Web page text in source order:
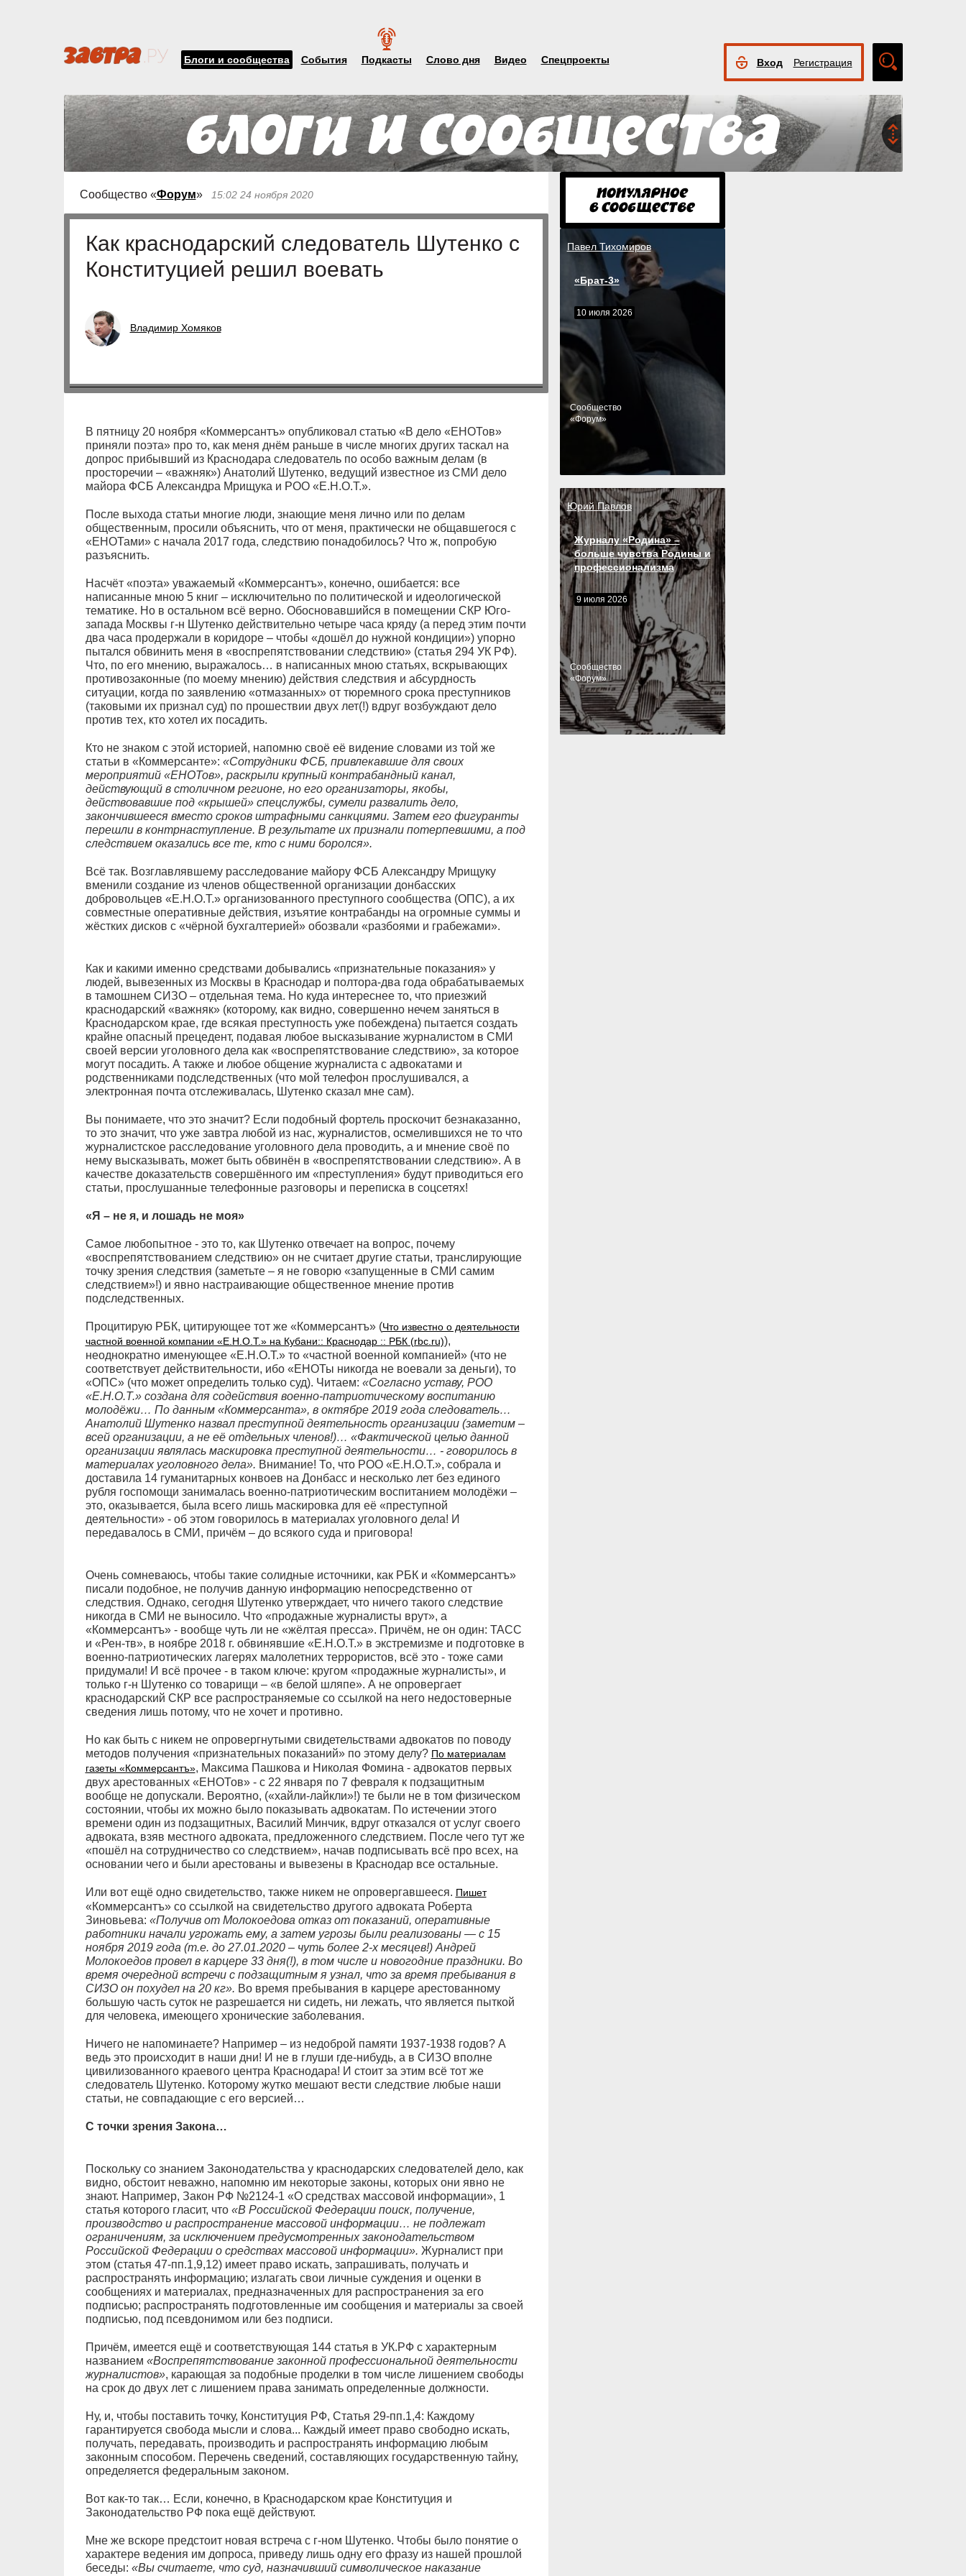
Блоги и сообщества События Подкасты Слово дня Видео Спецпроекты Вход Регистрация
Сообщество «Форум» 15:02 24 ноября 2020
Как краснодарский следователь Шутенко с
Конституцией решил воевать
Владимир Хомяков
В пятницу 20 ноября «Коммерсантъ» опубликовал статью «В дело «ЕНОТов»
приняли поэта» про то, как меня днём раньше в числе многих других таскал на
допрос прибывший из Краснодара следователь по особо важным делам (в
просторечии – «важняк») Анатолий Шутенко, ведущий известное из СМИ дело
майора ФСБ Александра Мрищука и РОО «Е.Н.О.Т.».
После выхода статьи многие люди, знающие меня лично или по делам
общественным, просили объяснить, что от меня, практически не общавшегося с
«ЕНОТами» с начала 2017 года, следствию понадобилось? Что ж, попробую
разъяснить.
Насчёт «поэта» уважаемый «Коммерсантъ», конечно, ошибается: все
написанные мною 5 книг – исключительно по политической и идеологической
тематике. Но в остальном всё верно. Обосновавшийся в помещении СКР Юго-
запада Москвы г-н Шутенко действительно четыре часа кряду (а перед этим почти
два часа продержали в коридоре – чтобы «дошёл до нужной кондиции») упорно
пытался обвинить меня в «воспрепятствовании следствию» (статья 294 УК РФ).
Что, по его мнению, выражалось… в написанных мною статьях, вскрывающих
противозаконные (по моему мнению) действия следствия и абсурдность
ситуации, когда по заявлению «отмазанных» от тюремного срока преступников
(таковыми их признал суд) по прошествии двух лет(!) вдруг возбуждают дело
против тех, кто хотел их посадить.
Кто не знаком с этой историей, напомню своё её видение словами из той же
статьи в «Коммерсанте»: «Сотрудники ФСБ, привлекавшие для своих
мероприятий «ЕНОТов», раскрыли крупный контрабандный канал,
действующий в столичном регионе, но его организаторы, якобы,
действовавшие под «крышей» спецслужбы, сумели развалить дело,
закончившееся вместо сроков штрафными санкциями. Затем его фигуранты
перешли в контрнаступление. В результате их признали потерпевшими, а под
следствием оказались все те, кто с ними боролся».
Всё так. Возглавлявшему расследование майору ФСБ Александру Мрищуку
вменили создание из членов общественной организации донбасских
добровольцев «Е.Н.О.Т.» организованного преступного сообщества (ОПС), а их
совместные оперативные действия, изъятие контрабанды на огромные суммы и
жёстких дисков с «чёрной бухгалтерией» обозвали «разбоями и грабежами».
Как и какими именно средствами добывались «признательные показания» у
людей, вывезенных из Москвы в Краснодар и полтора-два года обрабатываемых
в тамошнем СИЗО – отдельная тема. Но куда интереснее то, что приезжий
краснодарский «важняк» (которому, как видно, совершенно нечем заняться в
Краснодарском крае, где всякая преступность уже побеждена) пытается создать
крайне опасный прецедент, подавая любое высказывание журналистом в СМИ
своей версии уголовного дела как «воспрепятствование следствию», за которое
могут посадить. А также и любое общение журналиста с адвокатами и
родственниками подследственных (что мой телефон прослушивался, а
электронная почта отслеживалась, Шутенко сказал мне сам).
Вы понимаете, что это значит? Если подобный фортель проскочит безнаказанно,
то это значит, что уже завтра любой из нас, журналистов, осмелившихся не то что
журналистское расследование уголовного дела проводить, а и мнение своё по
нему высказывать, может быть обвинён в «воспрепятствовании следствию». А в
качестве доказательств совершённого им «преступления» будут приводиться его
статьи, прослушанные телефонные разговоры и переписка в соцсетях!
«Я – не я, и лошадь не моя»
Самое любопытное - это то, как Шутенко отвечает на вопрос, почему
«воспрепятствованием следствию» он не считает другие статьи, транслирующие
точку зрения следствия (заметьте – я не говорю «запущенные в СМИ самим
следствием»!) и явно настраивающие общественное мнение против
подследственных.
Процитирую РБК, цитирующее тот же «Коммерсантъ» (Что известно о деятельности
частной военной компании «Е.Н.О.Т.» на Кубани:: Краснодар :: РБК (rbc.ru)),
неоднократно именующее «Е.Н.О.Т.» то «частной военной компанией» (что не
соответствует действительности, ибо «ЕНОТы никогда не воевали за деньги), то
«ОПС» (что может определить только суд). Читаем: «Согласно уставу, РОО
«Е.Н.О.Т.» создана для содействия военно-патриотическому воспитанию
молодёжи… По данным «Коммерсанта», в октябре 2019 года следователь…
Анатолий Шутенко назвал преступной деятельность организации (заметим –
всей организации, а не её отдельных членов!)… «Фактической целью данной
организации являлась маскировка преступной деятельности… - говорилось в
материалах уголовного дела». Внимание! То, что РОО «Е.Н.О.Т.», собрала и
доставила 14 гуманитарных конвоев на Донбасс и несколько лет без единого
рубля госпомощи занималась военно-патриотическим воспитанием молодёжи –
это, оказывается, была всего лишь маскировка для её «преступной
деятельности» - об этом говорилось в материалах уголовного дела! И
передавалось в СМИ, причём – до всякого суда и приговора!
Очень сомневаюсь, чтобы такие солидные источники, как РБК и «Коммерсантъ»
писали подобное, не получив данную информацию непосредственно от
следствия. Однако, сегодня Шутенко утверждает, что ничего такого следствие
никогда в СМИ не выносило. Что «продажные журналисты врут», а
«Коммерсантъ» - вообще чуть ли не «жёлтая пресса». Причём, не он один: ТАСС
и «Рен-тв», в ноябре 2018 г. обвинявшие «Е.Н.О.Т.» в экстремизме и подготовке в
военно-патриотических лагерях малолетних террористов, всё это - тоже сами
придумали! И всё прочее - в таком ключе: кругом «продажные журналисты», и
только г-н Шутенко со товарищи – «в белой шляпе». А не опровергает
краснодарский СКР все распространяемые со ссылкой на него недостоверные
сведения лишь потому, что не хочет и противно.
Но как быть с никем не опровергнутыми свидетельствами адвокатов по поводу
методов получения «признательных показаний» по этому делу? По материалам
газеты «Коммерсантъ», Максима Пашкова и Николая Фомина - адвокатов первых
двух арестованных «ЕНОТов» - с 22 января по 7 февраля к подзащитным
вообще не допускали. Вероятно, («хайли-лайкли»!) те были не в том физическом
состоянии, чтобы их можно было показывать адвокатам. По истечении этого
времени один из подзащитных, Василий Минчик, вдруг отказался от услуг своего
адвоката, взяв местного адвоката, предложенного следствием. После чего тут же
«пошёл на сотрудничество со следствием», начав подписывать всё про всех, на
основании чего и были арестованы и вывезены в Краснодар все остальные.
Или вот ещё одно свидетельство, также никем не опровергавшееся. Пишет
«Коммерсантъ» со ссылкой на свидетельство другого адвоката Роберта
Зиновьева: «Получив от Молокоедова отказ от показаний, оперативные
работники начали угрожать ему, а затем угрозы были реализованы — с 15
ноября 2019 года (т.е. до 27.01.2020 – чуть более 2-х месяцев!) Андрей
Молокоедов провел в карцере 33 дня(!), в том числе и новогодние праздники. Во
время очередной встречи с подзащитным я узнал, что за время пребывания в
СИЗО он похудел на 20 кг». Во время пребывания в карцере арестованному
большую часть суток не разрешается ни сидеть, ни лежать, что является пыткой
для человека, имеющего хронические заболевания.
Ничего не напоминаете? Например – из недоброй памяти 1937-1938 годов? А
ведь это происходит в наши дни! И не в глуши где-нибудь, а в СИЗО вполне
цивилизованного краевого центра Краснодара! И стоит за этим всё тот же
следователь Шутенко. Которому жутко мешают вести следствие любые наши
статьи, не совпадающие с его версией…
С точки зрения Закона…
Поскольку со знанием Законодательства у краснодарских следователей дело, как
видно, обстоит неважно, напомню им некоторые законы, которых они явно не
знают. Например, Закон РФ №2124-1 «О средствах массовой информации», 1
статья которого гласит, что «В Российской Федерации поиск, получение,
производство и распространение массовой информации… не подлежат
ограничениям, за исключением предусмотренных законодательством
Российской Федерации о средствах массовой информации». Журналист при
этом (статья 47-пп.1,9,12) имеет право искать, запрашивать, получать и
распространять информацию; излагать свои личные суждения и оценки в
сообщениях и материалах, предназначенных для распространения за его
подписью; распространять подготовленные им сообщения и материалы за своей
подписью, под псевдонимом или без подписи.
Причём, имеется ещё и соответствующая 144 статья в УК.РФ с характерным
названием «Воспрепятствование законной профессиональной деятельности
журналистов», карающая за подобные проделки в том числе лишением свободы
на срок до двух лет с лишением права занимать определенные должности.
Ну, и, чтобы поставить точку, Конституция РФ, Статья 29-пп.1,4: Каждому
гарантируется свобода мысли и слова... Каждый имеет право свободно искать,
получать, передавать, производить и распространять информацию любым
законным способом. Перечень сведений, составляющих государственную тайну,
определяется федеральным законом.
Вот как-то так… Если, конечно, в Краснодарском крае Конституция и
Законодательство РФ пока ещё действуют.
Мне же вскоре предстоит новая встреча с г-ном Шутенко. Чтобы было понятие о
характере ведения им допроса, приведу лишь одну его фразу из нашей прошлой
беседы: «Вы считаете, что суд, назначивший символическое наказание
Павел Тихомиров
«Брат-3»
10 июля 2026
Cообщество
«Форум»
Юрий Павлов
Журналу «Родина» –
больше чувства Родины и
профессионализма
9 июля 2026
Cообщество
«Форум»